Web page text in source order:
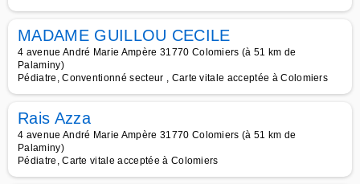
MADAME GUILLOU CECILE
4 avenue André Marie Ampère 31770 Colomiers (à 51 km de
Palaminy)
Pédiatre, Conventionné secteur , Carte vitale acceptée à Colomiers
Rais Azza
4 avenue André Marie Ampère 31770 Colomiers (à 51 km de
Palaminy)
Pédiatre, Carte vitale acceptée à Colomiers